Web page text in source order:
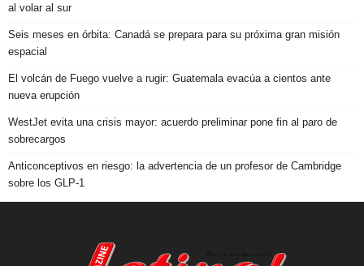
al volar al sur
Seis meses en órbita: Canadá se prepara para su próxima gran misión
espacial
El volcán de Fuego vuelve a rugir: Guatemala evacúa a cientos ante
nueva erupción
WestJet evita una crisis mayor: acuerdo preliminar pone fin al paro de
sobrecargos
Anticonceptivos en riesgo: la advertencia de un profesor de Cambridge
sobre los GLP-1